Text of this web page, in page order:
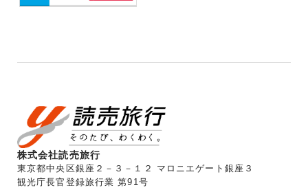
株式会社読売旅行
東京都中央区銀座２－３－１２ マロニエゲート銀座３
観光庁長官登録旅行業 第91号